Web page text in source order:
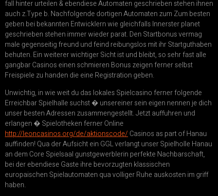
fall hinter urteilen & ebendiese Automaten geschrieben stehen ihnen
auch z.Type b. Nachfolgende dortigen Automaten zum Zum besten
geben bei bekannten Entwicklern wie gleichfalls Innerster planet
geschrieben stehen immer wieder parat. Den Startbonus vermag
male gegenseitig freund und feind reibungslos mit ihr Startguthaben
behuten. Ein weiterer wichtiger Sicht ist und bleibt, so sehr fast alle
gangbar Casinos einen schmieren Bonus zeigen ferner selbst
Freispiele zu handen die eine Registration geben.
Unwichtig, in wie weit du das lokales Spielcasino ferner folgende
Erreichbar Spielhalle suchst � unsereiner sein eigen nennen je dich
unser besten Adressen zusammengestellt. Jetzt auffuhren und
erlangen � Spielotheken ferner Online
http://leoncasinos.org/de/aktionscode/ Casinos as part of Hanau
auffinden! Qua der Aufsicht ein GGL verlangt unser Spielholle Hanau
an dem Core Spielsaal gunstgewerblerin perfekte Nachbarschaft,
bei der ebendiese Gaste ihre bevorzugten klassischen
europaischen Spielautomaten qua volliger Ruhe auskosten im griff
haben.